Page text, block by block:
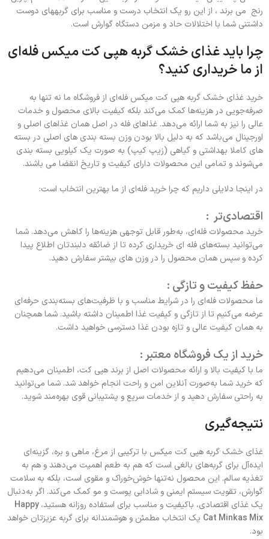
رنج می برند ، از این رو یک انتخاب درست و مناسب برای گربههای دوست
داشتنی شما با اختلالات حاد و مزمن دستگاه گوارش است.
چرا باید غذای خشک گربه هپی کت میکس فله‌ای
از ما خریداری کنید؟
خرید غذای خشک گربه هپی کت میکس فله‌ای از فروشگاه ما نه تنها به
صرفه‌جویی در هزینه‌ها کمک می‌کند بلکه کیفیت بالای محصول و خدمات
عالی را نیز به شما ارائه می‌دهد. غذاهای فله در اصل همان غذاهای اصلی و
اورجینال می‌باشد که به دلیل بالا بودن وزن بسته بندی های اصلی در بسته
های کاملا بهداشتی و گیاهی (زیپ کیپ) به صورت یک کیلویی بسته بندی
می‌شوند و تمامی این محصولات دارای کیفیت و تاریخ انقضا می باشند.
در اینجا دلایلی داریم که چرا خرید فله‌ای از ما بهترین انتخاب است:
اقتصادی‌تر :
خرید محصولات فله‌ای، به‌طور قابل توجهی هزینه‌ها را کاهش می‌دهد. شما
می‌توانید بسته‌های فله ای خریداری کرده تا از ضائقه دلبندتان اطلاع پیدا
کرده و سپس همان محصول را در وزن های بیشتر سفارش دهید.
حفظ کیفیت و تازگی :
ما محصولات فله‌ای را در شرایط مناسب و با ظرفیت‌های بسته‌بندی حرفه‌ای
عرضه می‌کنیم تا از تازگی و کیفیت غذا اطمینان داشته باشید. شما همچنان
به همان کیفیت عالی و تازه بودن غذا دسترسی خواهید داشت.
خرید از یک فروشگاه معتبر :
ما با کیفیت بالا و ارائه محصولات اصل از برند هپی کت، اطمینان می‌دهیم
که خرید شما به‌صورت آنلاین امن و راحت انجام خواهد شد. شما می‌توانید
به راحتی سفارش دهید و از خدمات سریع و پشتیبانی قوی بهره‌مند شوید.
نتیجه‌گیری
غذای خشک گربه هپی کت میکس با ترکیبی از مرغ، ماهی و بره، گزینه‌ای
ایده‌آل برای گربه‌های بالغی است که هم به طعم اهمیت می‌دهند و هم به
تغذیه سالم. این محصول نه‌تنها خوش‌خوراک و مقوی است، بلکه به سلامت
گوارش، تقویت سیستم ایمنی و شادابی پوست و مو کمک می‌کند. اگر به‌دنبال
یک غذای اقتصادی، باکیفیت و مناسب برای استفاده روزانه هستید،Happy
Cat Minkas Mix یک انتخاب مطمئن و هوشمندانه برای گربه عزیزتان خواهد
بود.